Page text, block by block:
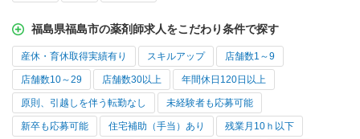
福島県福島市の薬剤師求人をこだわり条件で探す
産休・育休取得実績有り スキルアップ 店舗数1～9
店舗数10～29 店舗数30以上 年間休日120日以上
原則、引越しを伴う転勤なし 未経験者も応募可能
新卒も応募可能 住宅補助（手当）あり 残業月10ｈ以下